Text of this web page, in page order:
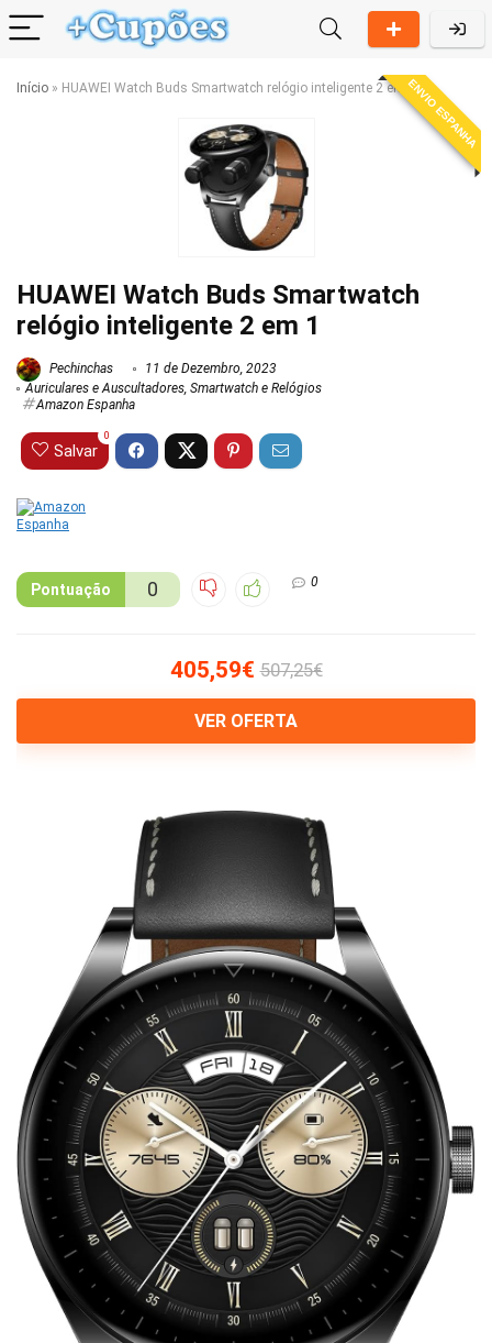
Início » HUAWEI Watch Buds Smartwatch relógio inteligente 2 em 1ENVIO ESPANHA
HUAWEI Watch Buds Smartwatch
relógio inteligente 2 em 1
Pechinchas
11 de Dezembro, 2023
Auriculares e Auscultadores, Smartwatch e Relógios
Amazon Espanha
Salvar
0
Pontuação 0 0
405,59€ 507,25€
VER OFERTA